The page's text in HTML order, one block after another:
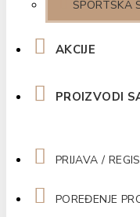
SPORTSKA
AKCIJE
PROIZVODI
PRIJAVA /
POREĐENJE